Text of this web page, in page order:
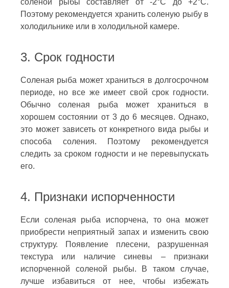
Поэтому рекомендуется хранить соленую рыбу в
холодильнике или в холодильной камере.
3. Срок годности
Соленая рыба может храниться в долгосрочном
периоде, но все же имеет свой срок годности.
Обычно соленая рыба может храниться в
хорошем состоянии от 3 до 6 месяцев. Однако,
это может зависеть от конкретного вида рыбы и
способа соления. Поэтому рекомендуется
следить за сроком годности и не перевыпускать
его.
4. Признаки испорченности
Если соленая рыба испорчена, то она может
приобрести неприятный запах и изменить свою
структуру. Появление плесени, разрушенная
текстура или наличие синевы – признаки
испорченной соленой рыбы. В таком случае,
лучше избавиться от нее, чтобы избежать